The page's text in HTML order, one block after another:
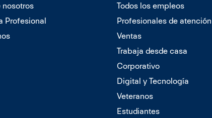
nosotros
Profesional
Todos los empleos
Profesionales de
Ventas
Trabaja desde casa
Corporativo
Digital y Tecnología
Veteranos
Estudiantes